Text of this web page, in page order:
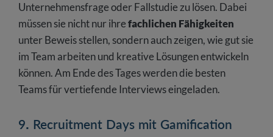
Unternehmensfrage oder Fallstudie zu lösen. Dabei
müssen sie nicht nur ihrefachlichen Fähigkeiten
unter Beweis stellen, sondern auch zeigen, wie gut sie
im Team arbeiten und kreative Lösungen entwickeln
können. Am Ende des Tages werden die besten
Teams für vertiefende Interviews eingeladen.
9. Recruitment Days mit Gamification